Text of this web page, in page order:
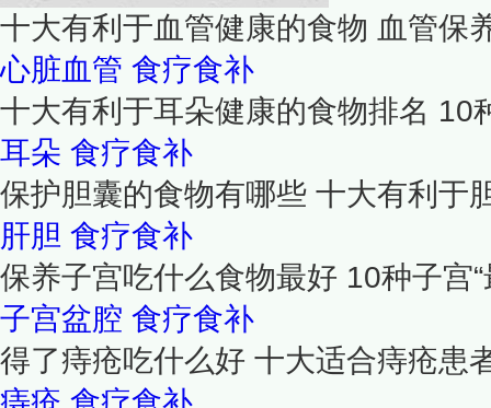
十大有利于血管健康的食物 血管保
心脏血管 食疗食补
十大有利于耳朵健康的食物排名 10
耳朵 食疗食补
保护胆囊的食物有哪些 十大有利于
肝胆 食疗食补
保养子宫吃什么食物最好 10种子宫
子宫盆腔 食疗食补
得了痔疮吃什么好 十大适合痔疮患